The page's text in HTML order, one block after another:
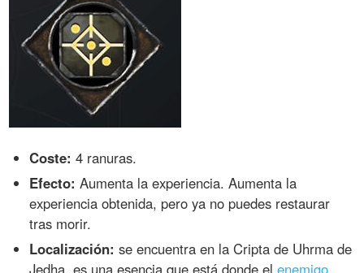
Coste: 4 ranuras.
Efecto: Aumenta la experiencia. Aumenta la
experiencia obtenida, pero ya no puedes restaurar
tras morir.
Localización: se encuentra en la Cripta de Uhrma de
Jedha, es una esencia que está donde elenemigo